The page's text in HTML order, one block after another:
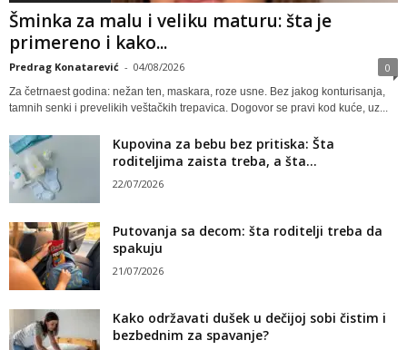
Šminka za malu i veliku maturu: šta je
primereno i kako...
Predrag Konatarević - 04/08/2026 0
Za četrnaest godina: nežan ten, maskara, roze usne. Bez jakog konturisanja,
tamnih senki i prevelikih veštačkih trepavica. Dogovor se pravi kod kuće, uz...
Kupovina za bebu bez pritiska: Šta
roditeljima zaista treba, a šta...
22/07/2026
Putovanja sa decom: šta roditelji treba da
spakuju
21/07/2026
Kako održavati dušek u dečijoj sobi čistim i
bezbednim za spavanje?